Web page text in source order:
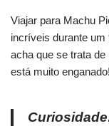
Viajar para Machu
incríveis durante um
acha que se trata
está muito enganado!